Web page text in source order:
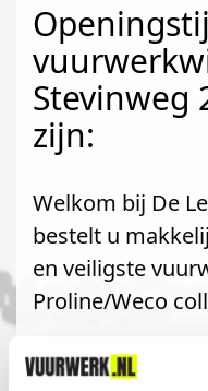
Stevinweg
zijn:
Welkom bij De
bestelt u
en veiligste
Proline/Weco
Komt u uit